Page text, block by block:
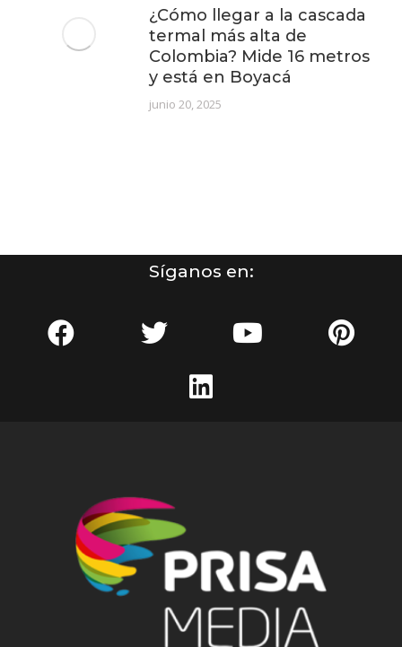
¿Cómo llegar a la cascada
termal más alta de
Colombia? Mide 16 metros
y está en Boyacá
junio 20, 2025
Síganos en: